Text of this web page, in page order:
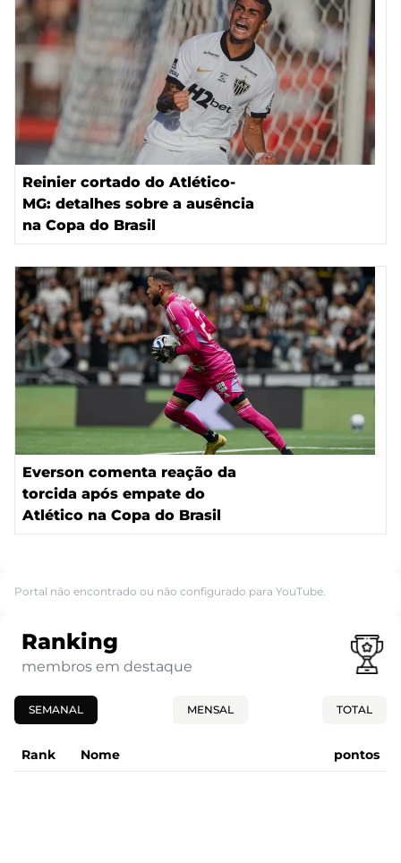
Reinier cortado do Atlético-
MG: detalhes sobre a ausência
na Copa do Brasil
Everson comenta reação da
torcida após empate do
Atlético na Copa do Brasil
Portal não encontrado ou não configurado para YouTube.
Ranking
membros em destaque
SEMANAL MENSAL TOTAL
Rank Nome pontos